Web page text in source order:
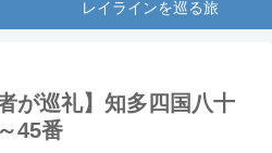
レイラインを巡る旅
が巡礼】知多四国八十
45番